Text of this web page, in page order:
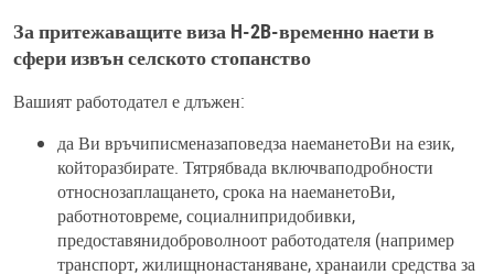
За притежаващите виза H-2B-временно наети в
сфери извън селското стопанство
Вашият работодател е длъжен:
да Ви връчиписменазаповедза наеманетоВи на език,
койторазбирате. Тятрябвада включваподробности
относнозаплащането, срока на наеманетоВи,
работнотовреме, социалнипридобивки,
предоставянидоброволноот работодателя (например
транспорт, жилищнонастаняване, хранаили средства за